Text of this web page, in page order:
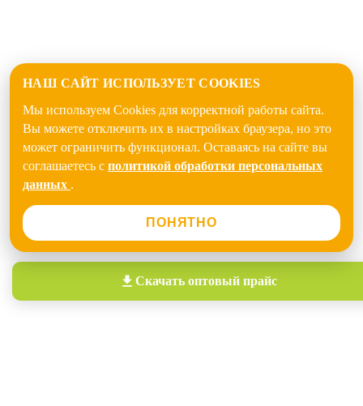
НАШ САЙТ ИСПОЛЬЗУЕТ COOKIES
Мы используем Cookies для корректной работы сайта.
Вы можете отключить их в настройках браузера, но это
может ограничить функционал. Оставаясь на сайте вы
соглашаетесь с политикой обработки персональных
данных .
ПОНЯТНО
Скачать оптовый прайс